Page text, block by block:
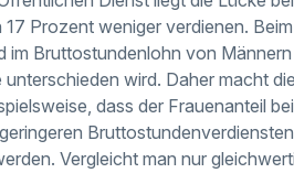
Prozent weniger verdienen.
im Bruttostundenlohn von
wird. Daher macht
dass der Frauenanteil
Vergleicht man nur